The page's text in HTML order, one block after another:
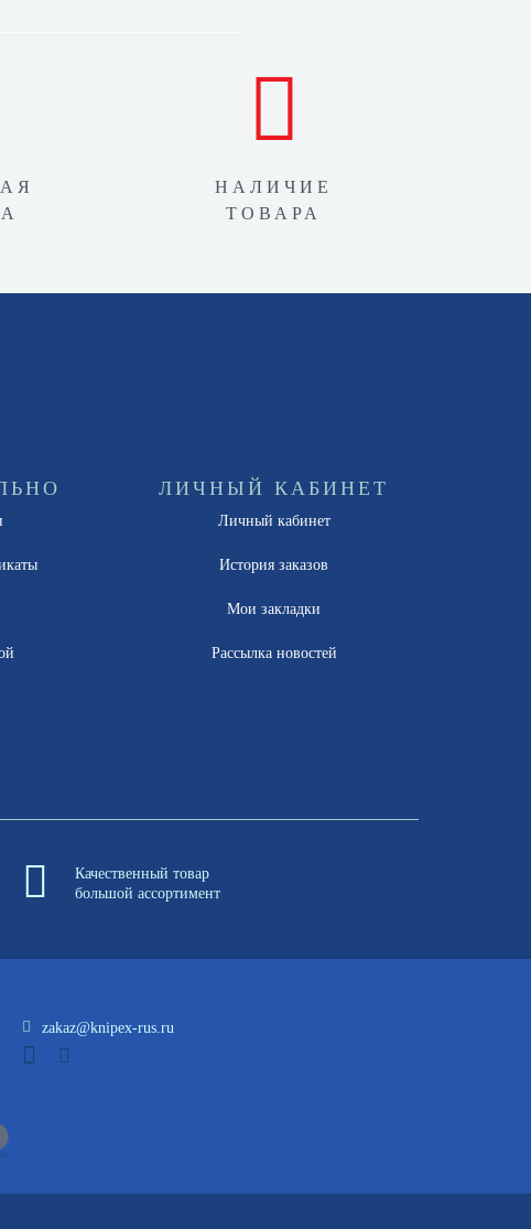
НАЛИЧИЕ
ТОВАРА
ЛИЧНЫЙ КАБИНЕТ
Личный кабинет
История заказов
Мои закладки
Рассылка новостей
Качественный товар
большой ассортимент
zakaz@knipex-rus.ru